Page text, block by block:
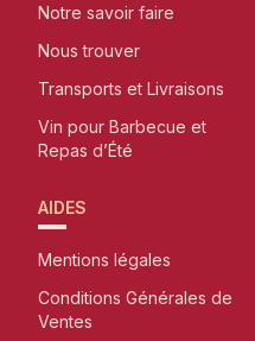
Notre savoir faire
Nous trouver
Transports et Livraisons
Vin pour Barbecue et
Repas d’Été
AIDES
Mentions légales
Conditions Générales de
Ventes